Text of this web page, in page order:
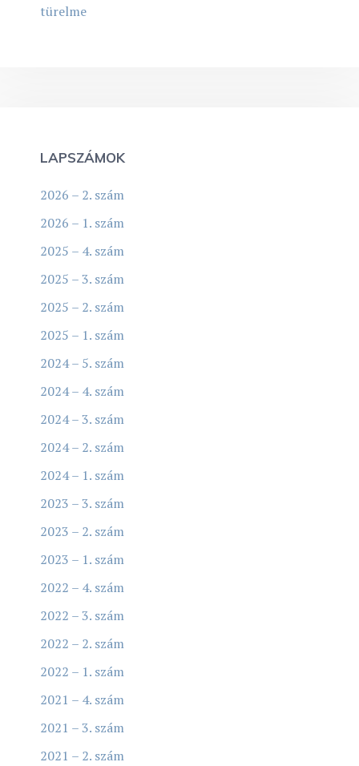
türelme
LAPSZÁMOK
2026 – 2. szám
2026 – 1. szám
2025 – 4. szám
2025 – 3. szám
2025 – 2. szám
2025 – 1. szám
2024 – 5. szám
2024 – 4. szám
2024 – 3. szám
2024 – 2. szám
2024 – 1. szám
2023 – 3. szám
2023 – 2. szám
2023 – 1. szám
2022 – 4. szám
2022 – 3. szám
2022 – 2. szám
2022 – 1. szám
2021 – 4. szám
2021 – 3. szám
2021 – 2. szám